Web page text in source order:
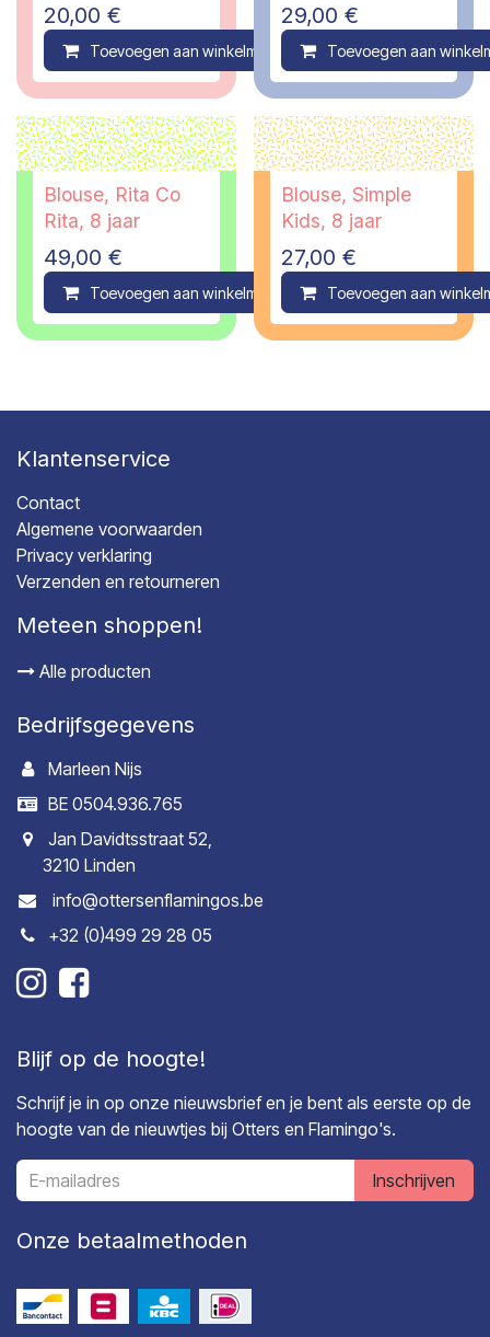
20,00 €
Toevoegen aan winkelmandje Compare
29,00 €
Toevoegen aan
Blouse, Rita Co
Rita, 8 jaar
49,00 €
Toevoegen aan winkelmandje Compare
Blouse, Simple
Kids, 8 jaar
27,00 €
Toevoegen aan
Klantenservice
Contact
Algemene voorwaarden
Privacy verklaring
Verzenden en retourneren
Meteen shoppen!
Alle producten
Bedrijfsgegevens
Marleen Nijs
BE 0504.936.765
Jan Davidtsstraat 52,
3210 Linden
info@ottersenflamingos.be
+32 (0)499 29 28 05
Blijf op de hoogte!
Schrijf je in op onze nieuwsbrief en je bent als eerste op de
hoogte van de nieuwtjes bij Otters en Flamingo's.
Inschrijven
Onze betaalmethoden